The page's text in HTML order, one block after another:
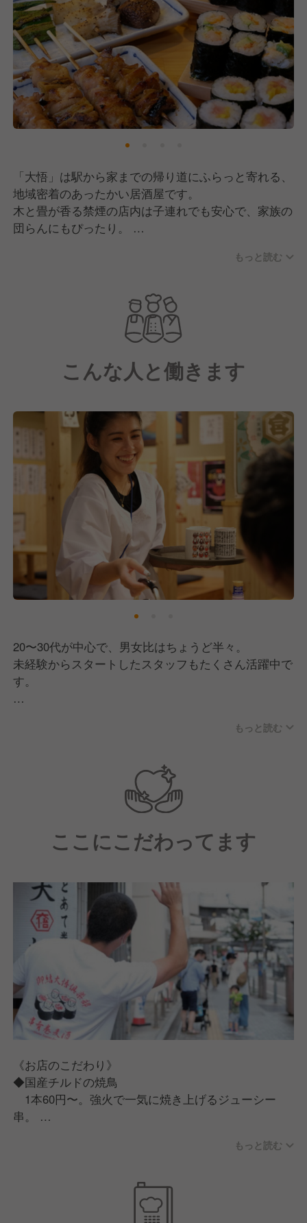
「大悟」は駅から家までの帰り道にふらっと寄れる、
地域密着のあったかい居酒屋です。
木と畳が香る禁煙の店内は子連れでも安心で、家族の
団らんにもぴったり。
手作り料理と気前のいい接客が自慢で、「こんばん
ような存在を目指しています。
子ども食堂の開催やチャリティーメニューなど、地域
もっと読む
こんな人と働きます
20〜30代が中心で、男女比はちょうど半々。
未経験からスタートしたスタッフもたくさん活躍中で
す。
む！」そんな想いを共有するメンバーばかり。
自然と声をかけ合いながらお店を盛り上げています。
イベントや部活動など、交流の場もたくさん！
先輩・後輩・本社スタッフまでみんな仲が良く、
チームの一体感が自慢です◎
もっと読む
ここにこだわってます
《お店のこだわり》
◆国産チルドの焼鳥
1本60円〜。強火で一気に焼き上げるジューシー
串。
もっと読む